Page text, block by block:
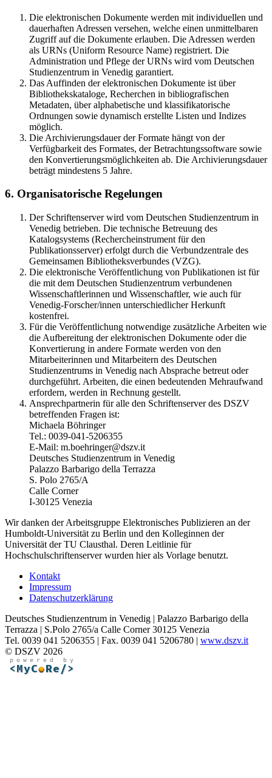
Die elektronischen Dokumente werden mit individuellen und
dauerhaften Adressen versehen, welche einen unmittelbaren
Zugriff auf die Dokumente erlauben. Die Adressen werden
als URNs (Uniform Resource Name) registriert. Die
Administration und Pflege der URNs wird vom Deutschen
Studienzentrum in Venedig garantiert.
Das Auffinden der elektronischen Dokumente ist über
Bibliothekskataloge, Recherchen in bibliografischen
Metadaten, über alphabetische und klassifikatorische
Ordnungen sowie dynamisch erstellte Listen und Indizes
möglich.
Die Archivierungsdauer der Formate hängt von der
Verfügbarkeit des Formates, der Betrachtungssoftware sowie
den Konvertierungsmöglichkeiten ab. Die Archivierungsdauer
beträgt mindestens 5 Jahre.
6. Organisatorische Regelungen
Der Schriftenserver wird vom Deutschen Studienzentrum in
Venedig betrieben. Die technische Betreuung des
Katalogsystems (Rechercheinstrument für den
Publikationsserver) erfolgt durch die Verbundzentrale des
Gemeinsamen Bibliotheksverbundes (VZG).
Die elektronische Veröffentlichung von Publikationen ist für
die mit dem Deutschen Studienzentrum verbundenen
Wissenschaftlerinnen und Wissenschaftler, wie auch für
Venedig-Forscher/innen unterschiedlicher Herkunft
kostenfrei.
Für die Veröffentlichung notwendige zusätzliche Arbeiten wie
die Aufbereitung der elektronischen Dokumente oder die
Konvertierung in andere Formate werden von den
Mitarbeiterinnen und Mitarbeitern des Deutschen
Studienzentrums in Venedig nach Absprache betreut oder
durchgeführt. Arbeiten, die einen bedeutenden Mehraufwand
erfordern, werden in Rechnung gestellt.
Ansprechpartnerin für alle den Schriftenserver des DSZV
betreffenden Fragen ist:
Michaela Böhringer
Tel.: 0039-041-5206355
E-Mail: m.boehringer@dszv.it
Deutsches Studienzentrum in Venedig
Palazzo Barbarigo della Terrazza
S. Polo 2765/A
Calle Corner
I-30125 Venezia
Wir danken der Arbeitsgruppe Elektronisches Publizieren an der
Humboldt-Universität zu Berlin und den Kolleginnen der
Universität der TU Clausthal. Deren Leitlinie für
Hochschulschriftenserver wurden hier als Vorlage benutzt.
Kontakt
Impressum
Datenschutzerklärung
Deutsches Studienzentrum in Venedig | Palazzo Barbarigo della
Terrazza | S.Polo 2765/a Calle Corner 30125 Venezia
Tel. 0039 041 5206355 | Fax. 0039 041 5206780 | www.dszv.it
© DSZV 2026